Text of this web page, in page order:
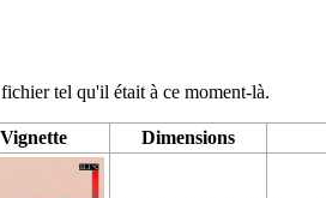
tel qu'il était à ce moment-là.
Vignette Dimensions